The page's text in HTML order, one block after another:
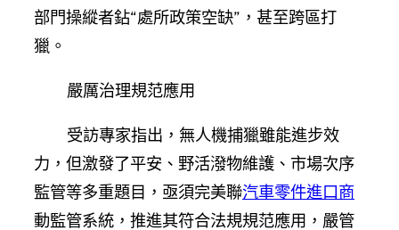
部門操縱者鉆“處所政策空缺”，甚至跨區打
獵。
嚴厲治理規范應用
受訪專家指出，無人機捕獵雖能進步效
力，但激發了平安、野活潑物維護、市場次序
監管等多重題目，亟須完美聯汽車零件進口商
動監管系統，推進其符合法規規范應用，嚴管